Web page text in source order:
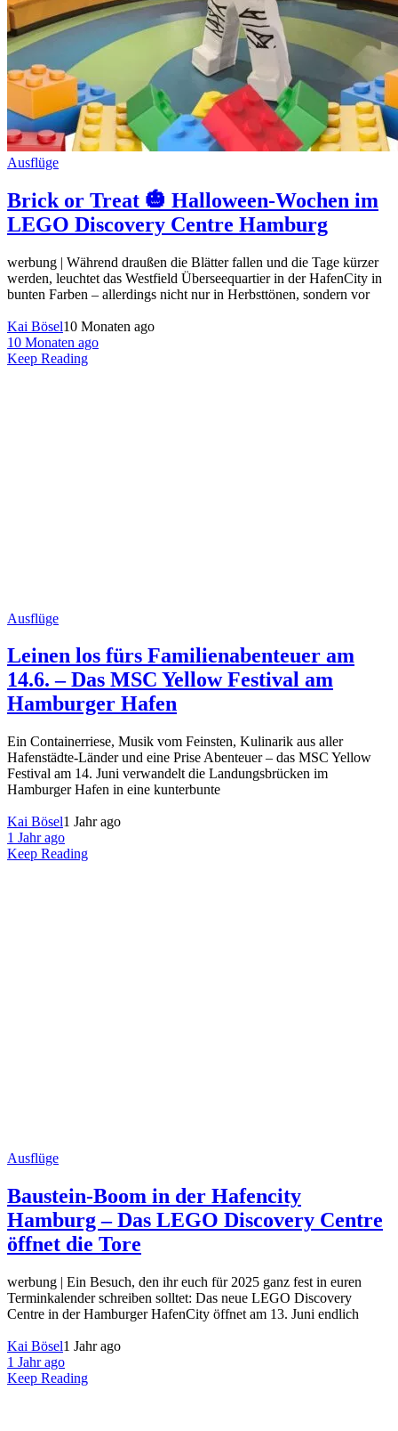
Ausflüge
Brick or Treat 🎃 Halloween-Wochen im
LEGO Discovery Centre Hamburg
werbung | Während draußen die Blätter fallen und die Tage kürzer
werden, leuchtet das Westfield Überseequartier in der HafenCity in
bunten Farben – allerdings nicht nur in Herbsttönen, sondern vor
Kai Bösel10 Monaten ago
10 Monaten ago
Keep Reading
Ausflüge
Leinen los fürs Familienabenteuer am
14.6. – Das MSC Yellow Festival am
Hamburger Hafen
Ein Containerriese, Musik vom Feinsten, Kulinarik aus aller
Hafenstädte-Länder und eine Prise Abenteuer – das MSC Yellow
Festival am 14. Juni verwandelt die Landungsbrücken im
Hamburger Hafen in eine kunterbunte
Kai Bösel1 Jahr ago
1 Jahr ago
Keep Reading
Ausflüge
Baustein-Boom in der Hafencity
Hamburg – Das LEGO Discovery Centre
öffnet die Tore
werbung | Ein Besuch, den ihr euch für 2025 ganz fest in euren
Terminkalender schreiben solltet: Das neue LEGO Discovery
Centre in der Hamburger HafenCity öffnet am 13. Juni endlich
Kai Bösel1 Jahr ago
1 Jahr ago
Keep Reading